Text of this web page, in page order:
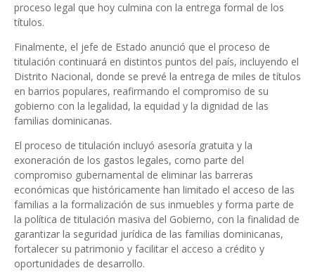
proceso legal que hoy culmina con la entrega formal de los
títulos.
Finalmente, el jefe de Estado anunció que el proceso de
titulación continuará en distintos puntos del país, incluyendo el
Distrito Nacional, donde se prevé la entrega de miles de títulos
en barrios populares, reafirmando el compromiso de su
gobierno con la legalidad, la equidad y la dignidad de las
familias dominicanas.
El proceso de titulación incluyó asesoría gratuita y la
exoneración de los gastos legales, como parte del
compromiso gubernamental de eliminar las barreras
económicas que históricamente han limitado el acceso de las
familias a la formalización de sus inmuebles y forma parte de
la política de titulación masiva del Gobierno, con la finalidad de
garantizar la seguridad jurídica de las familias dominicanas,
fortalecer su patrimonio y facilitar el acceso a crédito y
oportunidades de desarrollo.